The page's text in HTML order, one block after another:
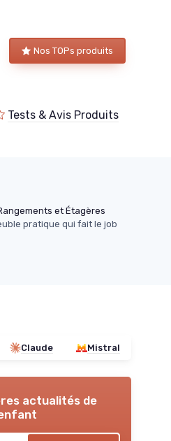
Nos TOPs produits
Tests & Avis Produits
et Étagères
pratique qui fait le job
Claude Mistral
actualités de